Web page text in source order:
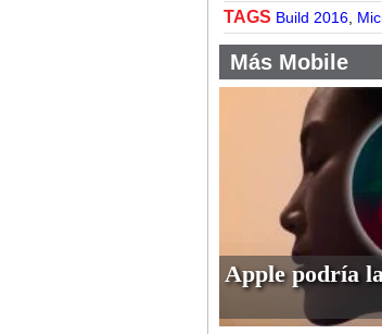
TAGS Build 2016
Más Mobile
Apple podría